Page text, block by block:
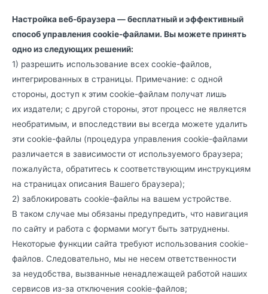
Настройка веб-браузера — бесплатный и эффективный
способ управления cookie-файлами. Вы можете принять
одно из следующих решений:
1) разрешить использование всех cookie-файлов,
интегрированных в страницы. Примечание: с одной
стороны, доступ к этим cookie-файлам получат лишь
их издатели; с другой стороны, этот процесс не является
необратимым, и впоследствии вы всегда можете удалить
эти cookie-файлы (процедура управления cookie-файлами
различается в зависимости от используемого браузера;
пожалуйста, обратитесь к соответствующим инструкциям
на страницах описания Вашего браузера);
2) заблокировать cookie-файлы на вашем устройстве.
В таком случае мы обязаны предупредить, что навигация
по сайту и работа с формами могут быть затруднены.
Некоторые функции сайта требуют использования cookie-
файлов. Следовательно, мы не несем ответственности
за неудобства, вызванные ненадлежащей работой наших
сервисов из-за отключения cookie-файлов;